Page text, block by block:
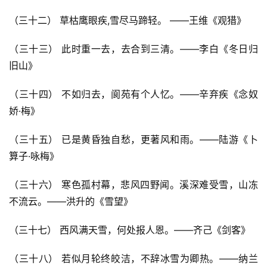
（三十二） 草枯鹰眼疾,雪尽马蹄轻。 ——王维《观猎》
（三十三） 此时重一去，去合到三清。——李白《冬日归
旧山》
（三十四） 不如归去，阆苑有个人忆。——辛弃疾《念奴
娇·梅》
（三十五） 已是黄昏独自愁，更著风和雨。——陆游《卜
算子·咏梅》
（三十六） 寒色孤村幕，悲风四野闻。溪深难受雪，山冻
不流云。——洪升的《雪望》
（三十七） 西风满天雪，何处报人恩。——齐己《剑客》
（三十八） 若似月轮终皎洁，不辞冰雪为卿热。——纳兰